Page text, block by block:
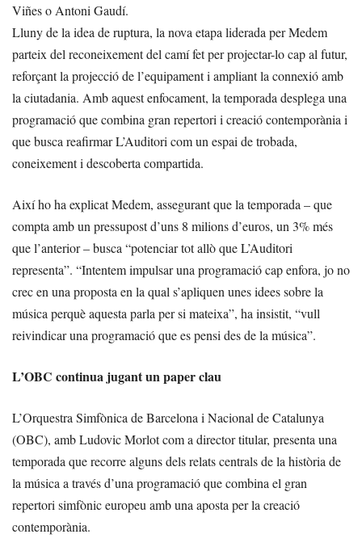
Viñes o Antoni Gaudí.
Lluny de la idea de ruptura, la nova etapa liderada per Medem
parteix del reconeixement del camí fet per projectar-lo cap al futur,
reforçant la projecció de l’equipament i ampliant la connexió amb
la ciutadania. Amb aquest enfocament, la temporada desplega una
programació que combina gran repertori i creació contemporània i
que busca reafirmar L’Auditori com un espai de trobada,
coneixement i descoberta compartida.
Així ho ha explicat Medem, assegurant que la temporada – que
compta amb un pressupost d’uns 8 milions d’euros, un 3% més
que l’anterior – busca “potenciar tot allò que L’Auditori
representa”. “Intentem impulsar una programació cap enfora, jo no
crec en una proposta en la qual s’apliquen unes idees sobre la
música perquè aquesta parla per si mateixa”, ha insistit, “vull
reivindicar una programació que es pensi des de la música”.
L’OBC continua jugant un paper clau
L’Orquestra Simfònica de Barcelona i Nacional de Catalunya
(OBC), amb Ludovic Morlot com a director titular, presenta una
temporada que recorre alguns dels relats centrals de la història de
la música a través d’una programació que combina el gran
repertori simfònic europeu amb una aposta per la creació
contemporània.